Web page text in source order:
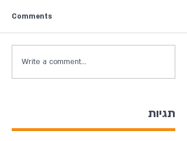
Comments
Write a comment...
תגיות